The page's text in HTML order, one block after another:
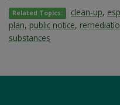
Related Topics: clean-up,
plan, public notice,
substances